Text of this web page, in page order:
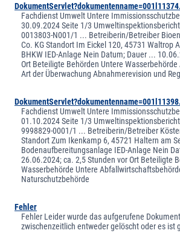
Fachdienst Umwelt Untere
30.09.2024 Seite 1/3
0013803-N001/1 ... Betreiberin/Betreiber
Co. KG Standort Im Eickel 120, 45731 Waltrop
BHKW IED-Anlage Nein Datum; Dauer ...
Ort Beteiligte Behörden Untere
Art der Überwachung Abnahmerevision und
Fachdienst Umwelt Untere
01.10.2024 Seite 1/3
9998829-0001/1 ... Betreiberin/Betreiber
Standort Zum Ikenkamp 6, 45721 Haltern am
Bodenaufbereitungsanlage IED-Anlage Nein
26.06.2024; ca. 2,5 Stunden vor Ort Beteiligte
Wasserbehörde Untere
Naturschutzbehörde
Fehler
Fehler Leider wurde das aufgerufene
zwischenzeitlich entweder gelöscht oder es ist